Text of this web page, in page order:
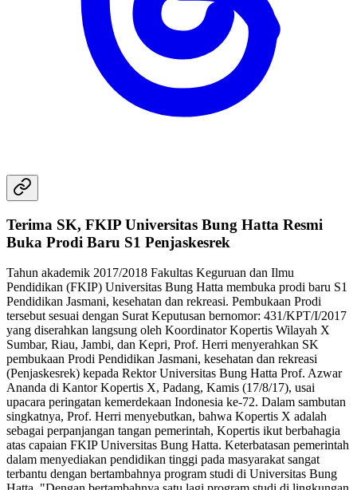
Terima SK, FKIP Universitas Bung Hatta Resmi
Buka Prodi Baru S1 Penjaskesrek
Tahun akademik 2017/2018 Fakultas Keguruan dan Ilmu
Pendidikan (FKIP) Universitas Bung Hatta membuka prodi baru S1
Pendidikan Jasmani, kesehatan dan rekreasi. Pembukaan Prodi
tersebut sesuai dengan Surat Keputusan bernomor: 431/KPT/I/2017
yang diserahkan langsung oleh Koordinator Kopertis Wilayah X
Sumbar, Riau, Jambi, dan Kepri, Prof. Herri menyerahkan SK
pembukaan Prodi Pendidikan Jasmani, kesehatan dan rekreasi
(Penjaskesrek) kepada Rektor Universitas Bung Hatta Prof. Azwar
Ananda di Kantor Kopertis X, Padang, Kamis (17/8/17), usai
upacara peringatan kemerdekaan Indonesia ke-72. Dalam sambutan
singkatnya, Prof. Herri menyebutkan, bahwa Kopertis X adalah
sebagai perpanjangan tangan pemerintah, Kopertis ikut berbahagia
atas capaian FKIP Universitas Bung Hatta. Keterbatasan pemerintah
dalam menyediakan pendidikan tinggi pada masyarakat sangat
terbantu dengan bertambahnya program studi di Universitas Bung